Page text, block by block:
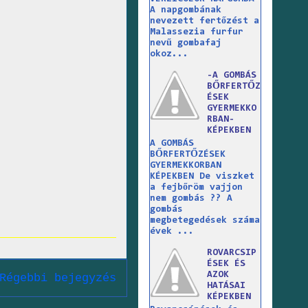
Régebbi bejegyzés
A napgombának
nevezett fertőzést a
Malassezia furfur
nevű gombafaj
okoz...
-A GOMBÁS
BŐRFERTŐZ
ÉSEK
GYERMEKKO
RBAN-
KÉPEKBEN
A GOMBÁS
BŐRFERTŐZÉSEK
GYERMEKKORBAN
KÉPEKBEN De viszket
a fejbőröm vajjon
nem gombás ?? A
gombás
megbetegedések száma
évek ...
ROVARCSIP
ÉSEK ÉS
AZOK
HATÁSAI
KÉPEKBEN